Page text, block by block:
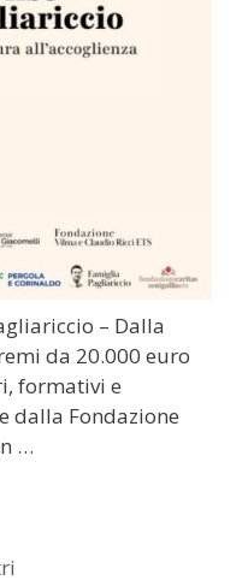
– Dalla
da 20.000 euro
formativi e
dalla Fondazione
…